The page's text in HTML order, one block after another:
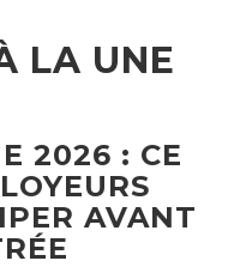
LA UNE
2026 : CE
AVANT